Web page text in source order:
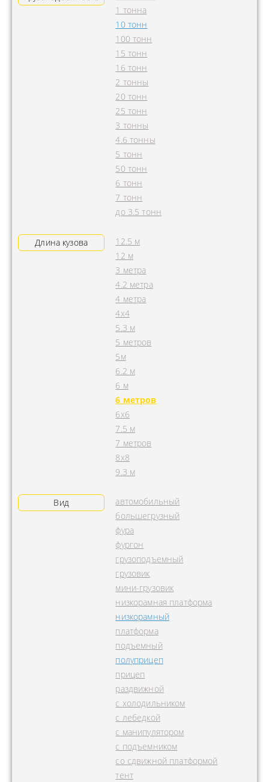
1 тонна
10 тонн
100 тонн
15 тонн
16 тонн
2 тонны
20 тонн
25 тонн
3 тонны
4.6 тонны
5 тонн
50 тонн
6 тонн
7 тонн
до 3.5 тонн
Длина кузова
12.5 м
12 м
3 метра
4.2 метра
4 метра
4x4
5.3 м
5 метров
5м
6.2 м
6 м
6 метров
6х6
7.5 м
7 метров
8х8
9.3 м
Вид
автомобильный
большегрузный
фура
фургон
грузоподъемный
грузовик
мини-грузовик
низкорамная платформа
низкорамный
платформа
подъемный
полуприцеп
прицеп
раздвижной
с холодильником
с лебедкой
с манипулятором
с подъемником
со сдвижной платформой
тент